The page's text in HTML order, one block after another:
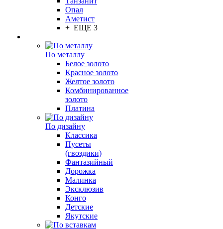
Опал
Аметист
+ ЕЩЕ 3
По металлу
Белое золото
Красное золото
Желтое золото
Комбинированное
золото
Платина
По дизайну
Классика
Пусеты
(гвоздики)
Фантазийный
Дорожка
Малинка
Эксклюзив
Конго
Детские
Якутские